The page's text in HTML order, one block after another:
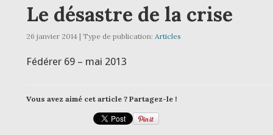
Le désastre de la crise
26 janvier 2014 | Type de publication: Articles
Fédérer 69 – mai 2013
Vous avez aimé cet article ? Partagez-le !